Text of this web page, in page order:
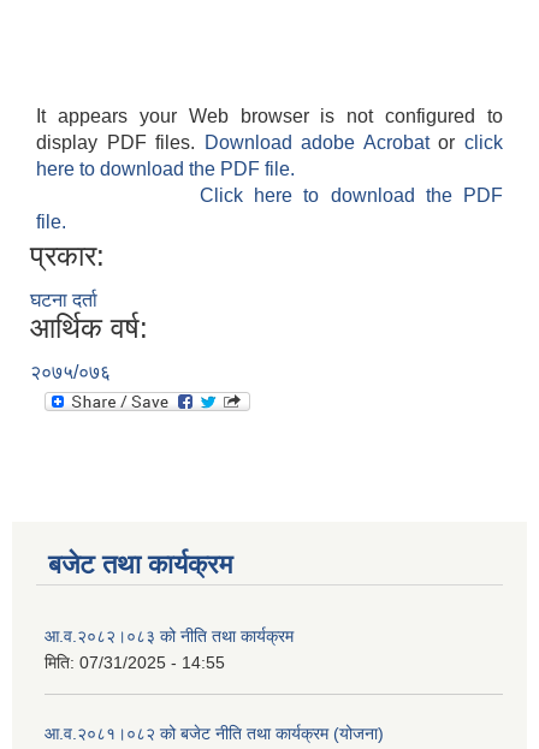
It appears your Web browser is not configured to
display PDF files.
Download adobe Acrobatorclick
here to download the PDF file.
Click here to download the PDF
file.
प्रकार:
घटना दर्ता
आर्थिक वर्ष:
२०७५/०७६
बजेट तथा कार्यक्रम
आ.व.२०८२।०८३ को नीति तथा कार्यक्रम
मिति: 07/31/2025 - 14:55
आ.व.२०८१।०८२ को बजेट नीति तथा कार्यक्रम (योजना)